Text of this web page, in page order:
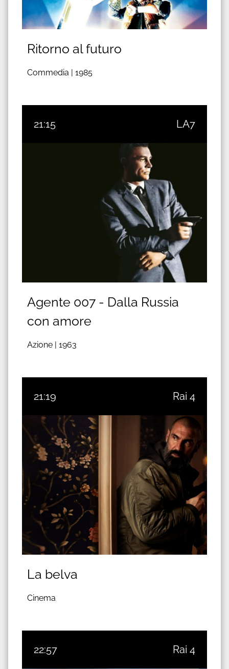
Ritorno al futuro
Commedia | 1985
21:15 LA7
Agente 007 - Dalla Russia
con amore
Azione | 1963
21:19 Rai 4
La belva
Cinema
22:57 Rai 4